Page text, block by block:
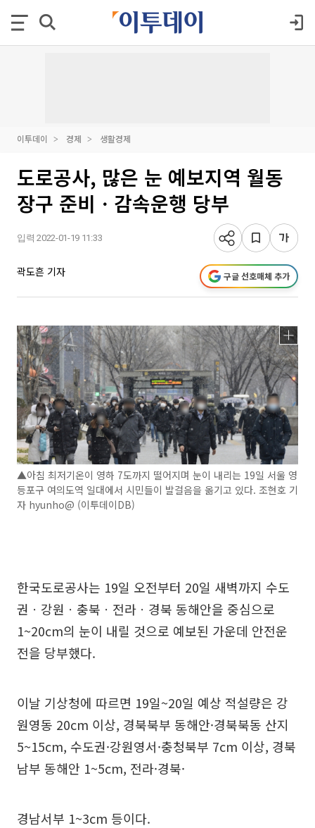
이투데이 경제 생활경제
도로공사, 많은 눈 예보지역 월동
장구 준비ㆍ감속운행 당부
입력 2022-01-19 11:33
곽도흔 기자 구글 선호매체 추가
▲아침 최저기온이 영하 7도까지 떨어지며 눈이 내리는 19일 서울 영
등포구 여의도역 일대에서 시민들이 발걸음을 옮기고 있다. 조현호 기
자 hyunho@ (이투데이DB)
한국도로공사는 19일 오전부터 20일 새벽까지 수도
권ㆍ강원ㆍ충북ㆍ전라ㆍ경북 동해안을 중심으로
1~20cm의 눈이 내릴 것으로 예보된 가운데 안전운
전을 당부했다.
이날 기상청에 따르면 19일~20일 예상 적설량은 강
원영동 20cm 이상, 경북북부 동해안·경북북동 산지
5~15cm, 수도권·강원영서·충청북부 7cm 이상, 경북
남부 동해안 1~5cm, 전라·경북·
경남서부 1~3cm 등이다.